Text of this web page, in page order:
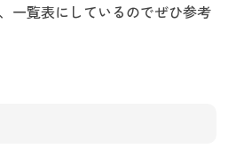
一覧表にしているのでぜひ参考